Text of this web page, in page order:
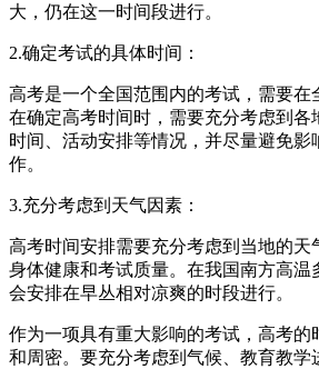
大，仍在这一时间段进行。
2.确定考试的具体时间：
高考是一个全国范围内的考试，需要在
在确定高考时间时，需要充分考虑到各
时间、活动安排等情况，并尽量避免影
作。
3.充分考虑到天气因素：
高考时间安排需要充分考虑到当地的天
身体健康和考试质量。在我国南方高温
会安排在早丛相对凉爽的时段进行。
作为一项具有重大影响的考试，高考的
和周密。要充分考虑到气候、教育教学